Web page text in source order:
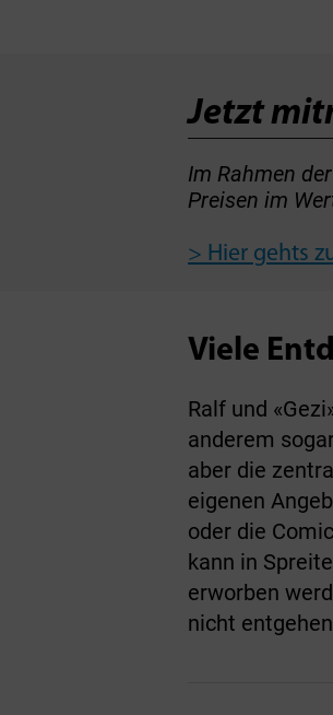
Jetzt
Im Rahmen
Preisen im
> Hier gehts
Viele
Ralf und
anderem
aber die
eigenen
oder die
kann in
erworben
nicht